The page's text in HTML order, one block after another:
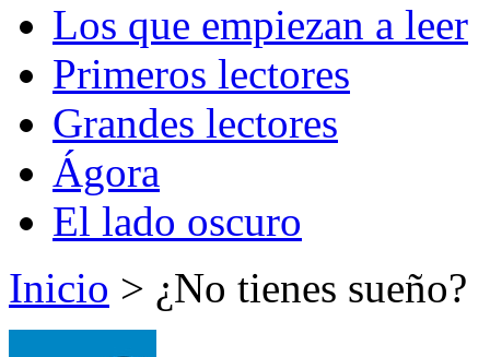
Los que empiezan a leer
Primeros lectores
Grandes lectores
Ágora
El lado oscuro
Inicio > ¿No tienes sueño?